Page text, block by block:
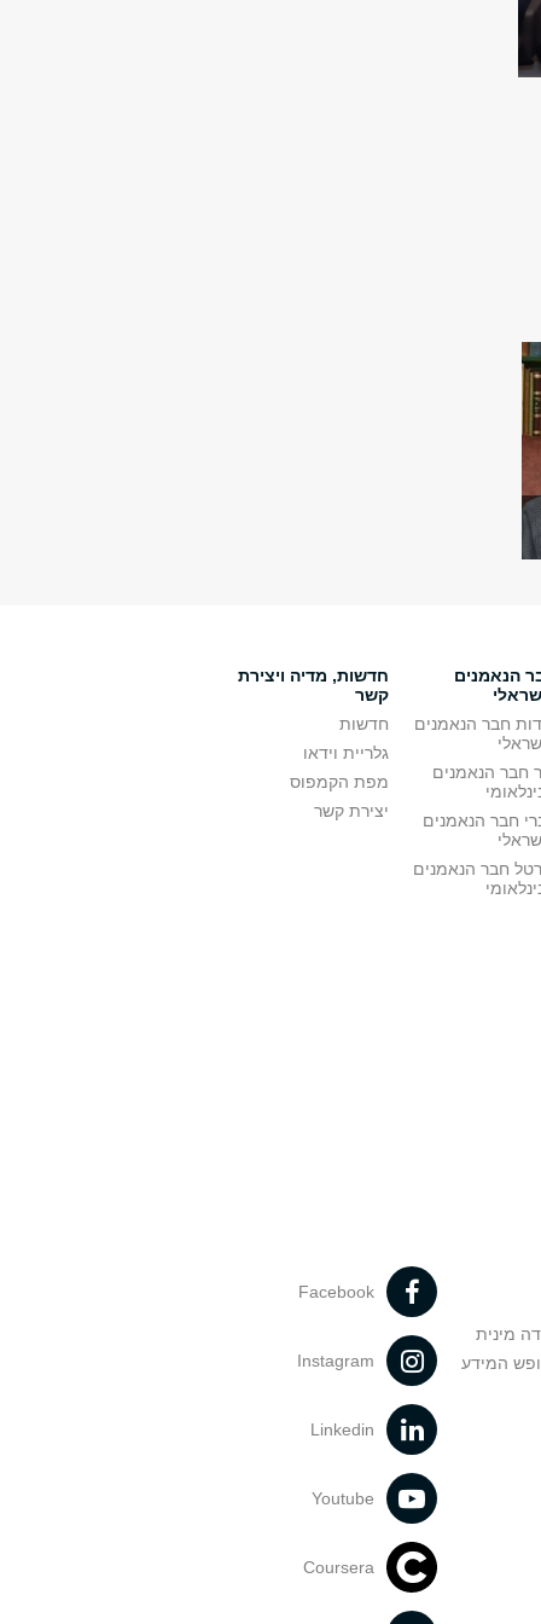
הנאמנים
חבר הנאמנים
חבר הנאמנים
חבר הנאמנים
חבר הנאמנים
חדשות, מדיה ויצירת
קשר
חדשות
גלריית וידאו
מפת הקמפוס
יצירת קשר
מינית
המידע
Facebook
Instagram
Linkedin
Youtube
Coursera